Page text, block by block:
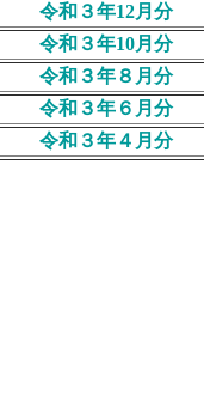
令和３年12月分
令和３年10月分
令和３年８月分
令和３年６月分
令和３年４月分